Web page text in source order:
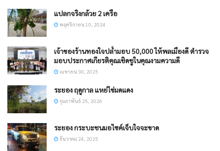
แปลกจริงกล้วย 2 เครือ
พฤศจิกายน 10, 2024
เจ้าของร้านทองใจปล้ำมอบ 50,000 ให้พลเมืองดี ตำรวจ
มอบประกาศเกียรติคุณเชิดชูในคุณงามความดี
เมษายน 30, 2025
ระยอง ฤดูกาล แหย่ไข่มดแดง
กุมภาพันธ์ 25, 2026
ระยอง กระบะชนมอไซค์เจ็บใจจะขาด
ธันวาคม 24, 2025